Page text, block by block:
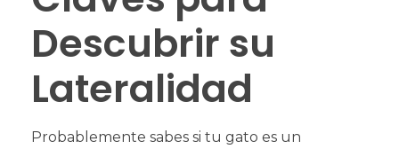
Descubrir su
Lateralidad
Probablemente sabes si tu gato es un